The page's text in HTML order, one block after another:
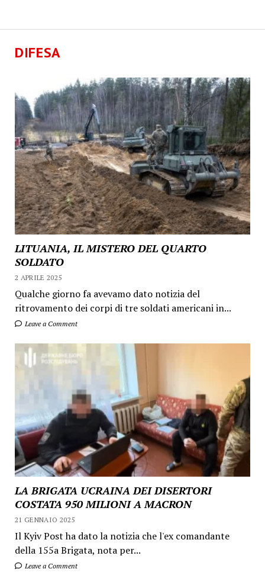
DIFESA
LITUANIA, IL MISTERO DEL QUARTO
SOLDATO
2 APRILE 2025
Qualche giorno fa avevamo dato notizia del
ritrovamento dei corpi di tre soldati americani in...
Leave a Comment
LA BRIGATA UCRAINA DEI DISERTORI
COSTATA 950 MILIONI A MACRON
21 GENNAIO 2025
Il Kyiv Post ha dato la notizia che l'ex comandante
della 155a Brigata, nota per...
Leave a Comment